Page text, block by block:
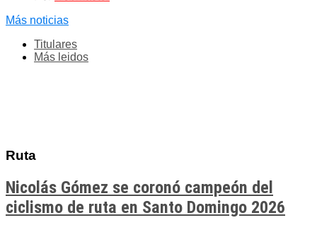
Más noticias
Titulares
Más leidos
Ruta
Nicolás Gómez se coronó campeón del
ciclismo de ruta en Santo Domingo 2026